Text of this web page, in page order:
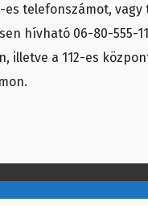
es telefonszámot,
hívható 06-80-555-
illetve a 112-es